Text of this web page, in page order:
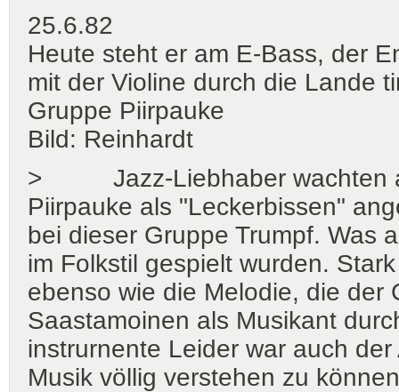
25.6.82
Heute steht er am E-Bass, der
mit der Violine durch die Lande
Gruppe Piirpauke
Bild: Reinhardt
> Jazz-Liebhaber wachten
Piirpauke als "Leckerbissen"
bei dieser Gruppe Trumpf. Was
im Folkstil gespielt wurden.
ebenso wie die Melodie, die der
Saastamoinen als Musikant
instrurnente Leider war auch
Musik völlig verstehen zu